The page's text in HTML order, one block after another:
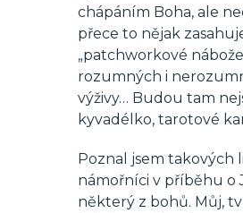
chápáním Boha, ale
přece to nějak
„patchworkové
rozumných i
výživy… Budou tam
kyvadélko, tarotové
Poznal jsem takových
námořníci v příběhu o
některý z bohů. Můj,